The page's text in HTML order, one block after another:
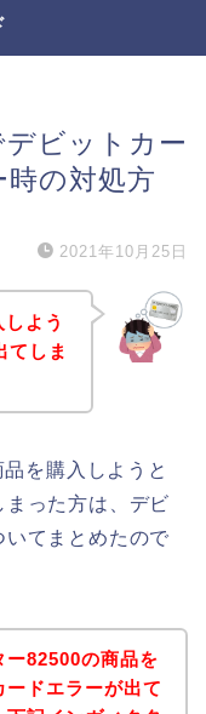
ビットカー
時の対処方
2021年10月25日
よう
てしま
を購入しようと
まった方は、デビ
てまとめたので
ー82500の商品を
ードエラーが出て